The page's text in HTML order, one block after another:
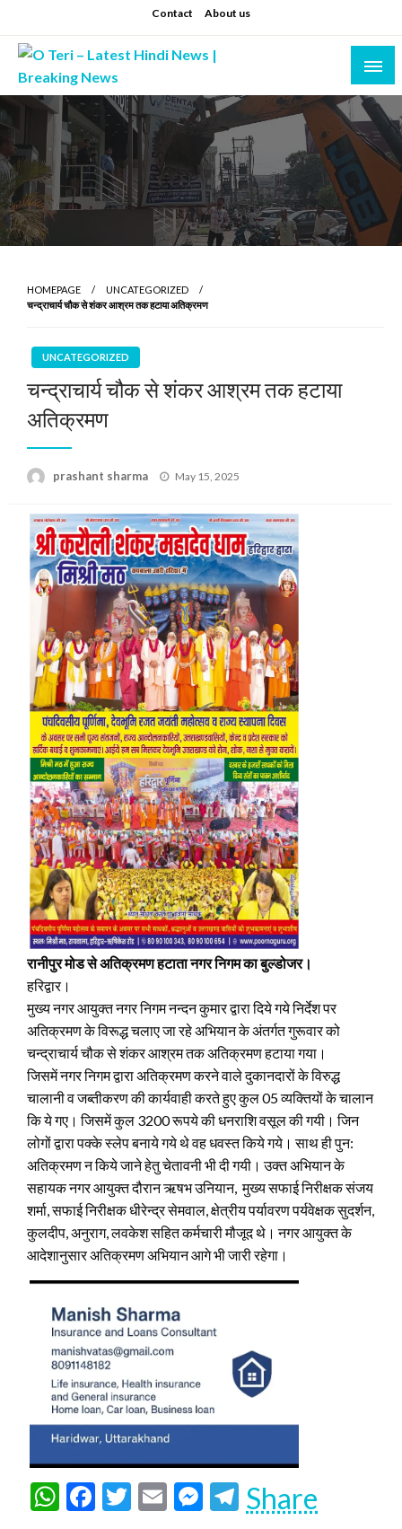
to
content
Contact About us
O Teri – Latest Hindi News | Breaking News
Prashant sharma (shastri)
HOMEPAGE
UNCATEGORIZED
चन्द्राचार्य चौक से शंकर आश्रम तक हटाया अतिक्रमण
UNCATEGORIZED
चन्द्राचार्य चौक से शंकर आश्रम तक हटाया
अतिक्रमण
prashant sharma
Posted
May 15, 2025
रानीपुर मोड से अतिक्रमण हटाता नगर निगम का बुल्डोजर।
हरिद्वार।
मुख्य नगर आयुक्त नगर निगम नन्दन कुमार द्वारा दिये गये निर्देश पर
अतिक्रमण के विरूद्ध चलाए जा रहे अभियान के अंतर्गत गुरूवार को
चन्द्राचार्य चौक से शंकर आश्रम तक अतिक्रमण हटाया गया।
जिसमें नगर निगम द्वारा अतिक्रमण करने वाले दुकानदारों के विरुद्ध
चालानी व जब्तीकरण की कार्यवाही करते हुए कुल 05 व्यक्तियों के चालान
कि ये गए। जिसमें कुल 3200 रूपये की धनराशि वसूल की गयी। जिन
लोगों द्वारा पक्के स्लेप बनाये गये थे वह धवस्त किये गये। साथ ही पुन:
अतिक्रमण न किये जाने हेतु चेतावनी भी दी गयी। उक्त अभियान के
सहायक नगर आयुक्त दौरान ऋषभ उनियान, मुख्य सफाई निरीक्षक संजय
शर्मा, सफाई निरीक्षक धीरेन्द्र सेमवाल, क्षेत्रीय पर्यावरण पर्यवेक्षक सुदर्शन,
कुलदीप, अनुराग, लवकेश सहित कर्मचारी मौजूद थे। नगर आयुक्त के
आदेशानुसार अतिक्रमण अभियान आगे भी जारी रहेगा।
WhatsApp
Facebook
Twitter
EmailMessenger
Telegram
Share